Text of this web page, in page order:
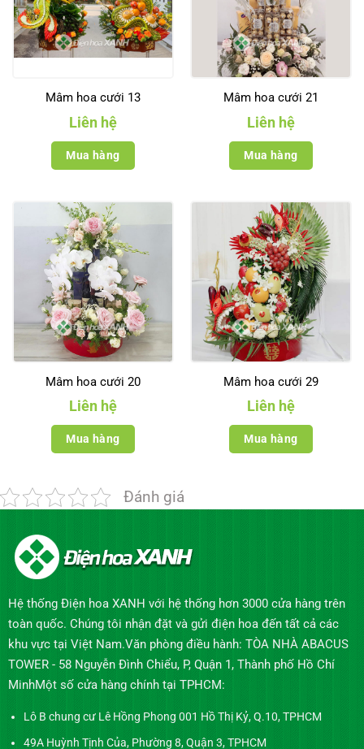
Mâm hoa cưới 13
Liên hệ
Mua hàng
Mâm hoa cưới 21
Liên hệ
Mua hàng
Mâm hoa cưới 20
Liên hệ
Mua hàng
Mâm hoa cưới 29
Liên hệ
Mua hàng
Đánh giá
Hệ thống Điện hoa XANH với hệ thống hơn 3000 cửa hàng trên
toàn quốc. Chúng tôi nhận đặt và gửi điện hoa đến tất cả các
khu vực tại Việt Nam.Văn phòng điều hành: TÒA NHÀ ABACUS
TOWER - 58 Nguyễn Đình Chiểu, P, Quận 1, Thành phố Hồ Chí
MinhMột số cửa hàng chính tại TPHCM:
Lô B chung cư Lê Hồng Phong 001 Hồ Thị Kỷ, Q.10, TPHCM
49A Huỳnh Tịnh Của, Phường 8, Quận 3, TPHCM